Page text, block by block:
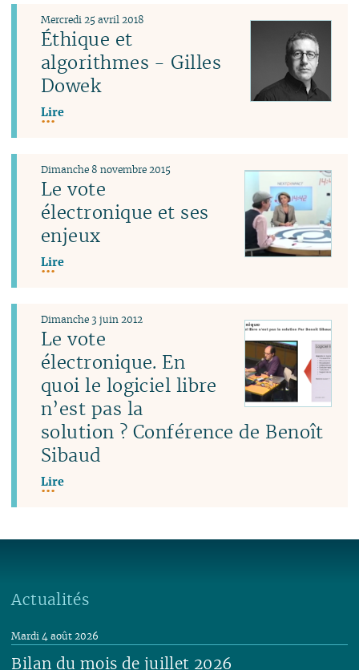
Éthique et
algorithmes - Gilles
Dowek
Mercredi 25 avril 2018
Lire
Le vote
électronique et ses
enjeux
Dimanche 8 novembre 2015
Lire
Le vote
électronique. En
quoi le logiciel libre
n’est pas la
solution ? Conférence de Benoît
Sibaud
Dimanche 3 juin 2012
Lire
Actualités
Bilan du mois de juillet 2026
Mardi 4 août 2026